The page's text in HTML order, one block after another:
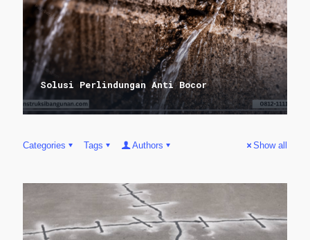
Solusi Perlindungan Anti Bocor
Categories Tags Authors Show all